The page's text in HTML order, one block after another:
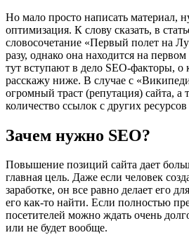
Но мало просто написать материал,
оптимизация. К слову сказать, в
словосочетание «Первый полет на
разу, однако она находится на
тут вступают в дело SEO-факторы, о
расскажу ниже. В случае с
огромный траст (репутация) сайта, а
количество ссылок с других
Зачем нужно SEO?
Повышение позиций сайта дает
главная цель. Даже если человек
заработке, он все равно делает его
его как-то найти. Если полностью
посетителей можно ждать очень
или не будет вообще.